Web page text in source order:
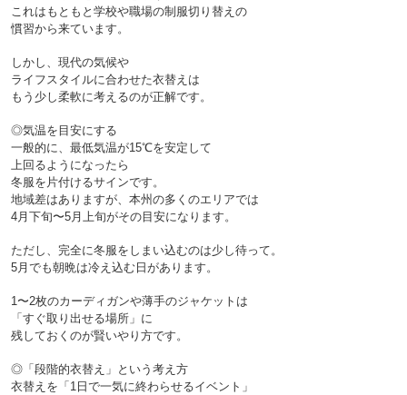
これはもともと学校や職場の制服切り替えの
慣習から来ています。
しかし、現代の気候や
ライフスタイルに合わせた衣替えは
◎気温を目安にする
一般的に、最低気温が15℃を安定して
上回るようになったら
冬服を片付けるサインです。
地域差はありますが、本州の多くのエリアでは
ただし、完全に冬服をしまい込むのは少し待って。
5月でも朝晩は冷え込む日があります。
1〜2枚のカーディガンや薄手のジャケットは
「すぐ取り出せる場所」に
◎「段階的衣替え」という考え方
衣替えを「1日で一気に終わらせるイベント」